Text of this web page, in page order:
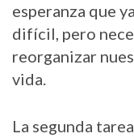
esperanza que
difícil, pero
reorganizar
vida.
La segunda